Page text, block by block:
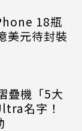
18瓶
美元待封裝
疊機「5大
名字！